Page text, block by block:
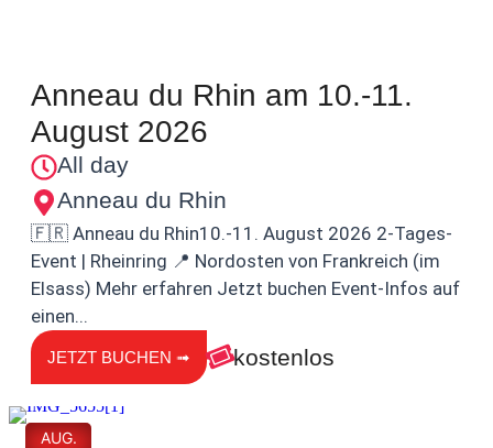
Anneau du Rhin am 10.-11.
August 2026
All day
Anneau du Rhin
🇫🇷 Anneau du Rhin10.-11. August 2026 2-Tages-
Event | Rheinring 📍 Nordosten von Frankreich (im
Elsass) Mehr erfahren Jetzt buchen Event-Infos auf
einen...
JETZT BUCHEN ➟ kostenlos
AUG.